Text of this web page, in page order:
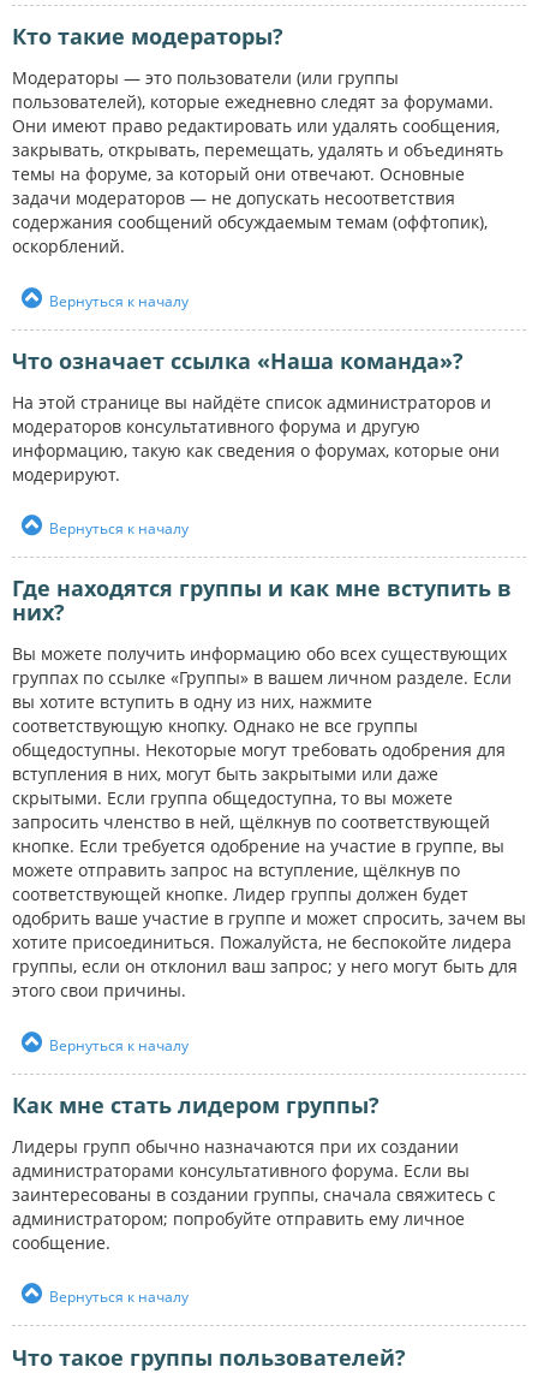
Кто такие модераторы?
Модераторы — это пользователи (или группы
пользователей), которые ежедневно следят за форумами.
Они имеют право редактировать или удалять сообщения,
закрывать, открывать, перемещать, удалять и объединять
темы на форуме, за который они отвечают. Основные
задачи модераторов — не допускать несоответствия
содержания сообщений обсуждаемым темам (оффтопик),
оскорблений.
Вернуться к началу
Что означает ссылка «Наша команда»?
На этой странице вы найдёте список администраторов и
модераторов консультативного форума и другую
информацию, такую как сведения о форумах, которые они
модерируют.
Вернуться к началу
Где находятся группы и как мне вступить в
них?
Вы можете получить информацию обо всех существующих
группах по ссылке «Группы» в вашем личном разделе. Если
вы хотите вступить в одну из них, нажмите
соответствующую кнопку. Однако не все группы
общедоступны. Некоторые могут требовать одобрения для
вступления в них, могут быть закрытыми или даже
скрытыми. Если группа общедоступна, то вы можете
запросить членство в ней, щёлкнув по соответствующей
кнопке. Если требуется одобрение на участие в группе, вы
можете отправить запрос на вступление, щёлкнув по
соответствующей кнопке. Лидер группы должен будет
одобрить ваше участие в группе и может спросить, зачем вы
хотите присоединиться. Пожалуйста, не беспокойте лидера
группы, если он отклонил ваш запрос; у него могут быть для
этого свои причины.
Вернуться к началу
Как мне стать лидером группы?
Лидеры групп обычно назначаются при их создании
администраторами консультативного форума. Если вы
заинтересованы в создании группы, сначала свяжитесь с
администратором; попробуйте отправить ему личное
сообщение.
Вернуться к началу
Что такое группы пользователей?